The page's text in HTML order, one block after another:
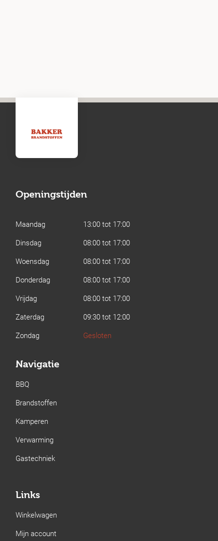
Openingstijden
Maandag
13:00 tot 17:00
Dinsdag
08:00 tot 17:00
Woensdag
08:00 tot 17:00
Donderdag
08:00 tot 17:00
Vrijdag
08:00 tot 17:00
Zaterdag
09:30 tot 12:00
Zondag
Gesloten
Navigatie
BBQ
Brandstoffen
Kamperen
Verwarming
Gastechniek
Links
Winkelwagen
Mijn account